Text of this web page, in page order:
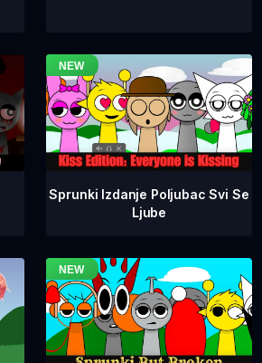
Sprunki Izdanje Poljubac Svi Se
Ljube